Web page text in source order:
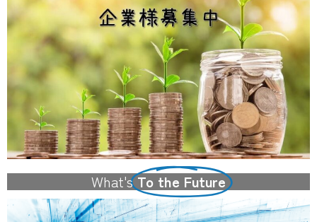
What's To the Future